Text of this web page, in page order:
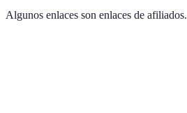
Algunos enlaces son enlaces de afiliados.